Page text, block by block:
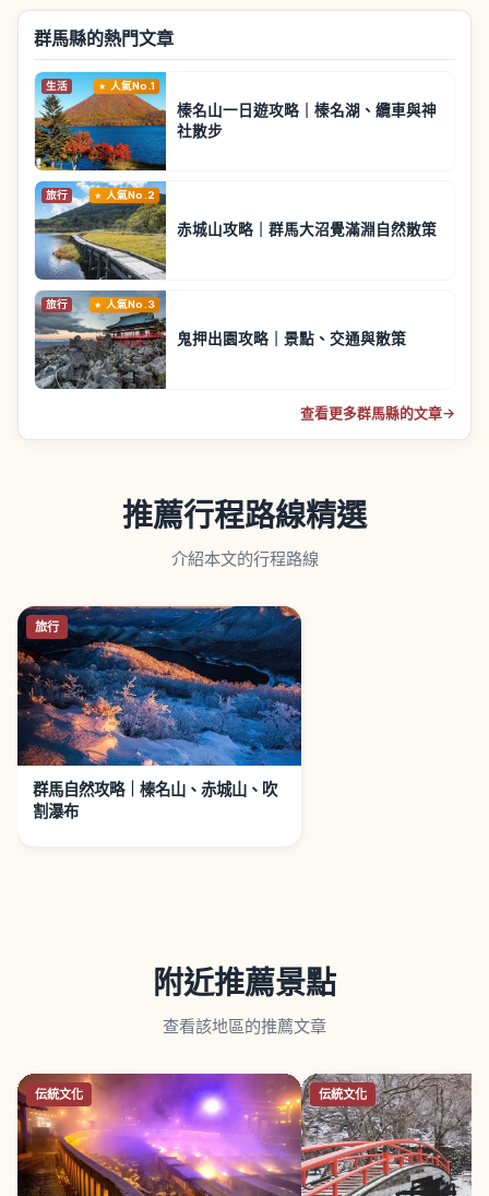
群馬縣的熱門文章
生活 人氣No.1
榛名山一日遊攻略｜榛名湖、纜車與神
社散步
旅行 人氣No.2
赤城山攻略｜群馬大沼覺滿淵自然散策
旅行 人氣No.3
鬼押出園攻略｜景點、交通與散策
查看更多群馬縣的文章→
推薦行程路線精選
介紹本文的行程路線
旅行
群馬自然攻略｜榛名山、赤城山、吹
割瀑布
附近推薦景點
查看該地區的推薦文章
伝統文化 伝統文化